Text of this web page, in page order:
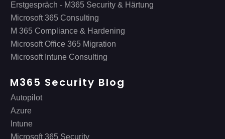
Erstgespräch - M365 Security & Härtung
Microsoft 365 Consulting
M 365 Compliance & Hardening
Microsoft Office 365 Migration
Microsoft Intune Consulting
M365 Security Blog
Autopilot
Azure
Intune
Microsoft 365 Security